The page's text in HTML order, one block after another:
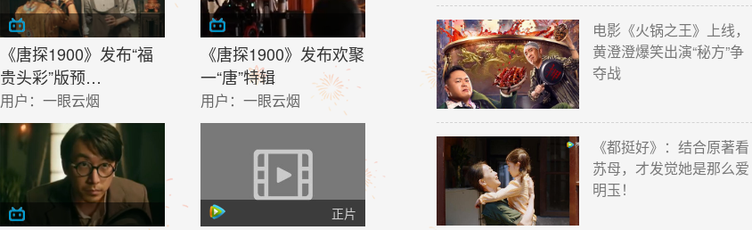
《唐探1900》发布“福
贵头彩”版预…
用户： 一眼云烟
《唐探1900》发布欢聚
一“唐”特辑
用户： 一眼云烟
正片
电影《火锅之王》上线，
黄澄澄爆笑出演“秘方”争
夺战
《都挺好》：结合原著看
苏母，才发觉她是那么爱
明玉！